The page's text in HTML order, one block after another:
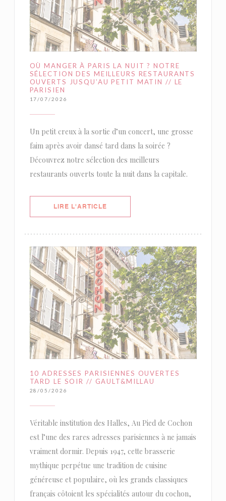
OÙ MANGER À PARIS LA NUIT ? NOTRE
SÉLECTION DES MEILLEURS RESTAURANTS
OUVERTS JUSQU’AU PETIT MATIN // LE
PARISIEN
17/07/2026
Un petit creux à la sortie d’un concert, une grosse
faim après avoir dansé tard dans la soirée ?
Découvrez notre sélection des meilleurs
restaurants ouverts toute la nuit dans la capitale.
LIRE L'ARTICLE((OUVRE UNE NOUVELLE
10 ADRESSES PARISIENNES OUVERTES
TARD LE SOIR // GAULT&MILLAU
28/05/2026
Véritable institution des Halles, Au Pied de Cochon
est l’une des rares adresses parisiennes à ne jamais
vraiment dormir. Depuis 1947, cette brasserie
mythique perpétue une tradition de cuisine
généreuse et populaire, où les grands classiques
français côtoient les spécialités autour du cochon,